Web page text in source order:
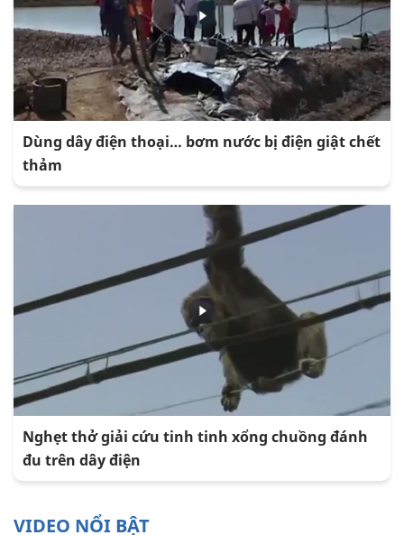
Dùng dây điện thoại… bơm nước bị điện giật chết
thảm
Nghẹt thở giải cứu tinh tinh xổng chuồng đánh
đu trên dây điện
VIDEO NỔI BẬT